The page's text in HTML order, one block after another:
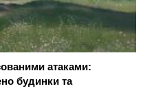
атаками:
будинки та